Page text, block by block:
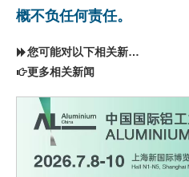
概不负任何责任。
您可能对以下相关新闻同样感兴趣
更多相关新闻